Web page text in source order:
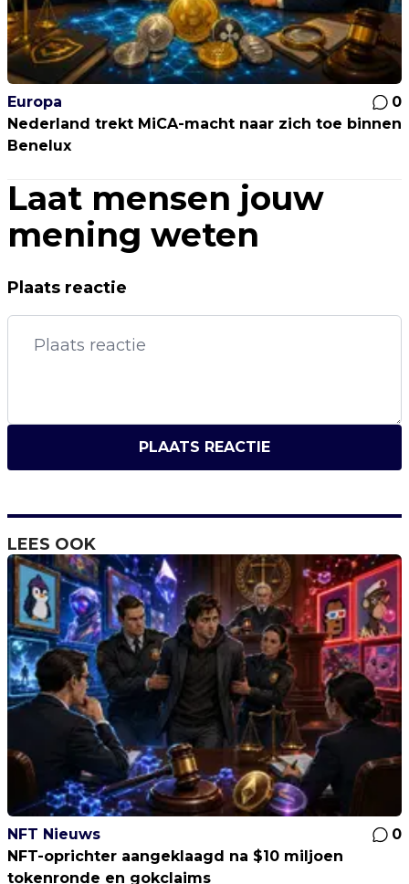
Europa
0
Nederland trekt MiCA-macht naar zich toe binnen
Benelux
Laat mensen jouw
mening weten
Plaats reactie
PLAATS REACTIE
LEES OOK
NFT Nieuws
0
NFT-oprichter aangeklaagd na $10 miljoen
tokenronde en gokclaims